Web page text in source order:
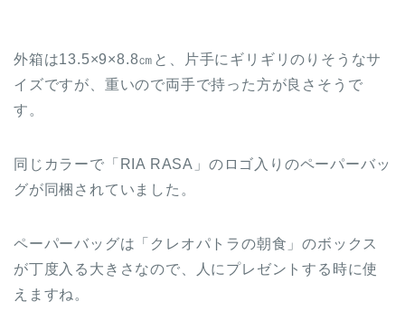
外箱は13.5×9×8.8㎝と、片手にギリギリのりそうなサ
イズですが、重いので両手で持った方が良さそうで
す。
同じカラーで「RIA RASA」のロゴ入りのペーパーバッ
グが同梱されていました。
ペーパーバッグは「クレオパトラの朝食」のボックス
が丁度入る大きさなので、人にプレゼントする時に使
えますね。